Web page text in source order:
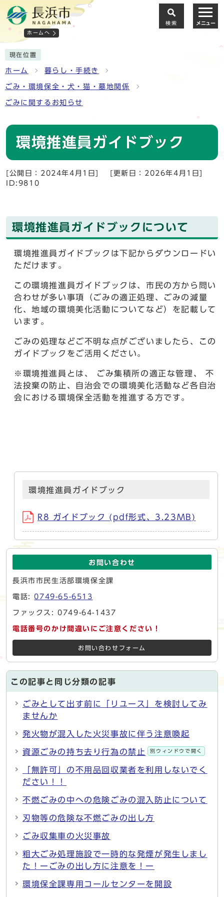
ホームへ
検索 メニュー
現在位置
ホーム 暮らし・手続き
ごみ・環境保全・犬・猫・墓地関係
ごみに関するお知らせ
環境推進員ガイドブック
[公開日：2024年4月1日]
[更新日：2026年4月1日]
ID:9810
環境推進員ガイドブックについて
環境推進員ガイドブックは下記からダウンロードい
ただけます。
この環境推進員ガイドブックは、市民の方から問い
合わせが多い事項（ごみの適正処理、ごみの減量
化、地域の環境美化活動についてなど）を記載して
います。
ごみの処理などご不明な点がございましたら、この
ガイドブックをご活用ください。
※環境推進員とは、 ごみ集積所の適正な管理、 不
法投棄の防止、自治会での環境美化活動など各自治
会における環境保全活動を推進する方です。
環境推進員ガイドブック
R8 ガイドブック (pdf形式、3.23MB)
お問い合わせ
長浜市市民生活部環境保全課
電話:0749-65-6513
ファックス: 0749-64-1437
電話番号のかけ間違いにご注意ください！
お問い合わせフォーム
この記事と同じ分類の記事
ごみとして出す前に「リユース」を検討してみ
ませんか
発火物が混入した火災事故に伴う注意喚起
資源ごみの持ち去り行為の禁止 別ウィンドウで開く
「無許可」の不用品回収業者を利用しないでく
ださい！！
不燃ごみの中への危険ごみの混入防止について
刃物等の危険な不燃ごみの出し方
ごみ収集車の火災事故
粗大ごみ処理施設で一時的な発煙が発生しまし
た！ーごみの出し方に注意を！ー
環境保全課専用コールセンターを開設